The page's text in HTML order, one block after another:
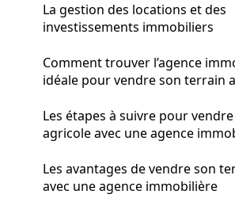
La gestion des locations et des
investissements immobiliers
Comment trouver l’agence
idéale pour vendre son terrain
Les étapes à suivre pour
agricole avec une agence
Les avantages de vendre son
avec une agence immobilière